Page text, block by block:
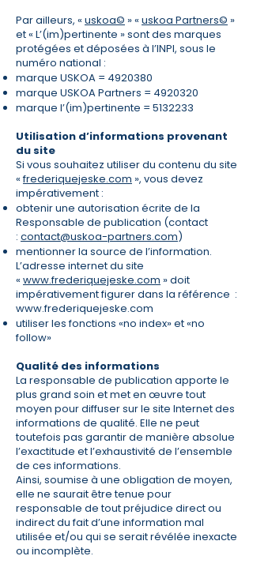
Par ailleurs, « uskoa© » « uskoa Partners© »
et « L’(im)pertinente » sont des marques
protégées et déposées à l’INPI, sous le
numéro national :
marque USKOA = 4920380
marque USKOA Partners = 4920320
marque l’(im)pertinente = 5132233
Utilisation d’informations provenant
du site
Si vous souhaitez utiliser du contenu du site
«frederiquejeske.com », vous devez
impérativement :
obtenir une autorisation écrite de la
Responsable de publication (contact
: contact@uskoa-partners.com)
mentionner la source de l’information.
L’adresse internet du site
« www.frederiquejeske.com » doit
impérativement figurer dans la référence :
www.frederiquejeske.com
utiliser les fonctions «no index» et «no
follow»
Qualité des informations
​La responsable de publication apporte le
plus grand soin et met en œuvre tout
moyen pour diffuser sur le site Internet des
informations de qualité. Elle ne peut
toutefois pas garantir de manière absolue
l’exactitude et l’exhaustivité de l’ensemble
de ces informations.
Ainsi, soumise à une obligation de moyen,
elle ne saurait être tenue pour
responsable de tout préjudice direct ou
indirect du fait d’une information mal
utilisée et/ou qui se serait révélée inexacte
ou incomplète.